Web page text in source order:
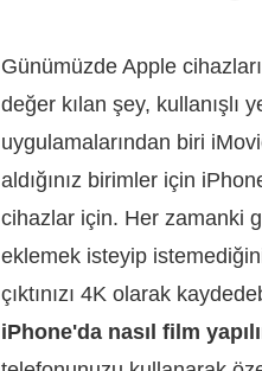
Günümüzde Apple
değer kılan şey, kullanışlı
uygulamalarından biri
aldığınız birimler için
cihazlar için. Her zamanki
eklemek isteyip
çıktınızı 4K olarak
iPhone'da nasıl film